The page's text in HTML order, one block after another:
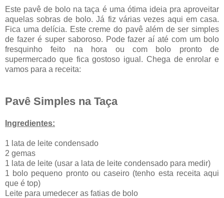
Este pavê de bolo na taça é uma ótima ideia pra aproveitar
aquelas sobras de bolo. Já fiz várias vezes aqui em casa.
Fica uma delícia. Este creme do pavê além de ser simples
de fazer é super saboroso. Pode fazer aí até com um bolo
fresquinho feito na hora ou com bolo pronto de
supermercado que fica gostoso igual. Chega de enrolar e
vamos para a receita:
Pavê Simples na Taça
Ingredientes:
1 lata de leite condensado
2 gemas
1 lata de leite (usar a lata de leite condensado para medir)
1 bolo pequeno pronto ou caseiro (tenho esta receita aqui
que é top)
Leite para umedecer as fatias de bolo